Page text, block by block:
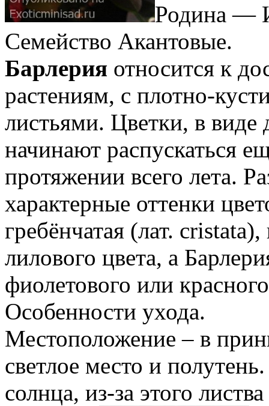
Родина —
Семейство Акантовые.
Барлерия относится к
растениям, с плотно-
листьями. Цветки, в виде
начинают распускаться
протяжении всего лета.
характерные оттенки
гребёнчатая (лат.
лилового цвета, а
фиолетового или
Особенности ухода.
Местоположение – в
светлое место и
солнца, из-за этого